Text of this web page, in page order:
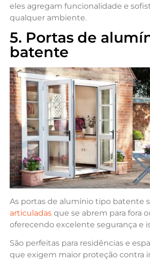
eles agregam funcionalidade e
qualquer ambiente.
5. Portas de
batente
As portas de alumínio tipo batente
articuladas que se abrem para fora
oferecendo excelente segurança e
São perfeitas para residências e
que exigem maior proteção contra